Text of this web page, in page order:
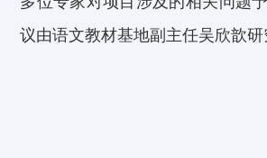
议由语文教材基地副主任吴欣歆研